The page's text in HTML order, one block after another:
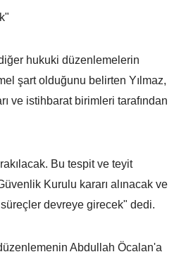
hukuki düzenlemelerin
şart olduğunu belirten Yılmaz,
ve istihbarat birimleri tarafından
Bu tespit ve teyit
Kurulu kararı alınacak ve
devreye girecek" dedi.
Abdullah Öcalan'a